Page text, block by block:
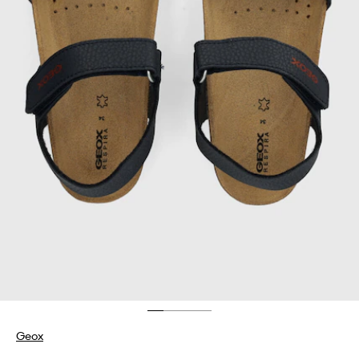
Geox